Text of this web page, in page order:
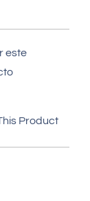
este
Product